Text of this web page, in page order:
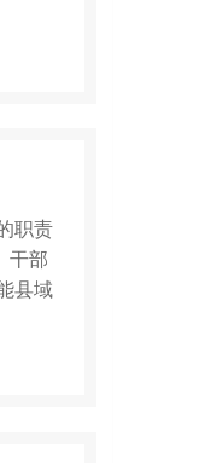
职责
干部
县域